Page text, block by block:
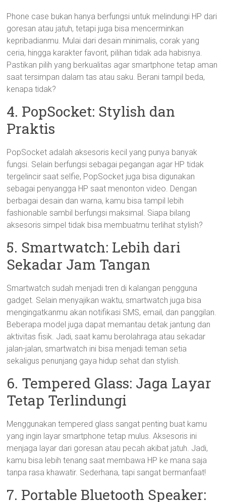
Phone case bukan hanya berfungsi untuk melindungi HP dari
goresan atau jatuh, tetapi juga bisa mencerminkan
kepribadianmu. Mulai dari desain minimalis, corak yang
ceria, hingga karakter favorit, pilihan tidak ada habisnya.
Pastikan pilih yang berkualitas agar smartphone tetap aman
saat tersimpan dalam tas atau saku. Berani tampil beda,
kenapa tidak?
4. PopSocket: Stylish dan
Praktis
PopSocket adalah aksesoris kecil yang punya banyak
fungsi. Selain berfungsi sebagai pegangan agar HP tidak
tergelincir saat selfie, PopSocket juga bisa digunakan
sebagai penyangga HP saat menonton video. Dengan
berbagai desain dan warna, kamu bisa tampil lebih
fashionable sambil berfungsi maksimal. Siapa bilang
aksesoris simpel tidak bisa membuatmu terlihat stylish?
5. Smartwatch: Lebih dari
Sekadar Jam Tangan
Smartwatch sudah menjadi tren di kalangan pengguna
gadget. Selain menyajikan waktu, smartwatch juga bisa
mengingatkanmu akan notifikasi SMS, email, dan panggilan.
Beberapa model juga dapat memantau detak jantung dan
aktivitas fisik. Jadi, saat kamu berolahraga atau sekadar
jalan-jalan, smartwatch ini bisa menjadi teman setia
sekaligus penunjang gaya hidup sehat dan stylish.
6. Tempered Glass: Jaga Layar
Tetap Terlindungi
Menggunakan tempered glass sangat penting buat kamu
yang ingin layar smartphone tetap mulus. Aksesoris ini
menjaga layar dari goresan atau pecah akibat jatuh. Jadi,
kamu bisa lebih tenang saat membawa HP ke mana saja
tanpa rasa khawatir. Sederhana, tapi sangat bermanfaat!
7. Portable Bluetooth Speaker: